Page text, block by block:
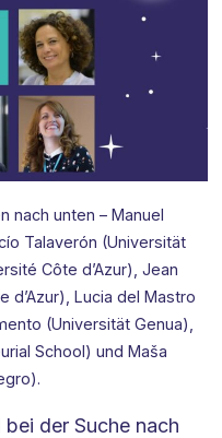
nach unten – Manuel
Talaverón (Universität
Côte d’Azur), Jean
d’Azur), Lucia del Mastro
(Universität Genua),
School) und Maša
der Suche nach